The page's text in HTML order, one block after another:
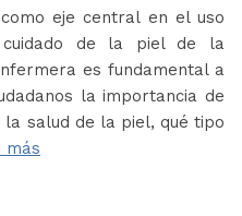
eje central en el uso
de la piel de la
es fundamental a
la importancia de
salud de la piel, qué tipo
más